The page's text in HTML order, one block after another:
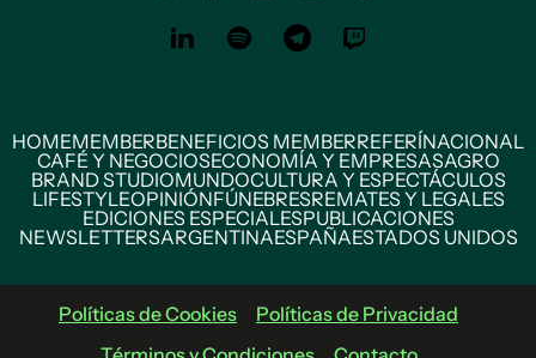
HOMEMEMBERBENEFICIOS MEMBERREFERÍNACIONAL
CAFÉ Y NEGOCIOSECONOMÍA Y EMPRESASAGRO
BRAND STUDIOMUNDOCULTURA Y ESPECTÁCULOS
LIFESTYLEOPINIÓNFÚNEBRESREMATES Y LEGALES
EDICIONES ESPECIALESPUBLICACIONES
NEWSLETTERSARGENTINAESPAÑAESTADOS UNIDOS
Políticas de Cookies
Políticas de Privacidad